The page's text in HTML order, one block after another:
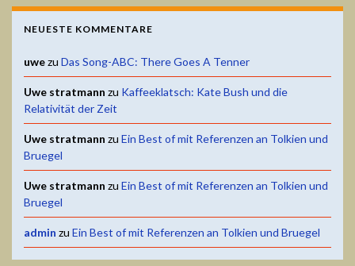
NEUESTE KOMMENTARE
uwezu Das Song-ABC: There Goes A Tenner
Uwe stratmann zu Kaffeeklatsch: Kate Bush und die
Relativität der Zeit
Uwe stratmann zu Ein Best of mit Referenzen an Tolkien und
Bruegel
Uwe stratmann zu Ein Best of mit Referenzen an Tolkien und
Bruegel
admin zu Ein Best of mit Referenzen an Tolkien und Bruegel